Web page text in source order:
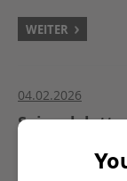
WEITER
04.02.2026
Spiegelglatte
Streupflicht